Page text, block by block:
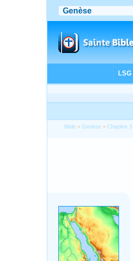
Bible >Genèse >Chapitre 3